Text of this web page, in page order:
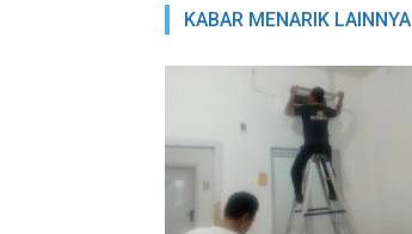
KABAR MENARIK LAINNYA